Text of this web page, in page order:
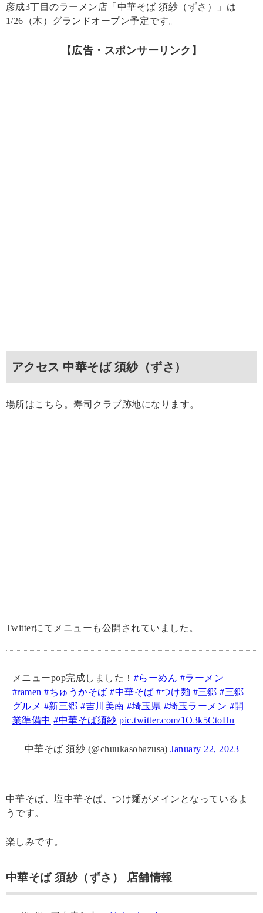
彦成3丁目のラーメン店「中華そば 須紗（ずさ）」は
1/26（木）グランドオープン予定です。
【広告・スポンサーリンク】
アクセス 中華そば 須紗（ずさ）
場所はこちら。寿司クラブ跡地になります。
Twitterにてメニューも公開されていました。
メニューpop完成しました！ #らーめん #ラーメン
#ramen #ちゅうかそば #中華そば #つけ麺 #三郷 #三郷
グルメ #新三郷 #吉川美南 #埼玉県 #埼玉ラーメン #開
業準備中 #中華そば須紗 pic.twitter.com/1O3k5CtoHu
— 中華そば 須紗 (@chuukasobazusa)January 22, 2023
中華そば、塩中華そば、つけ麺がメインとなっているよ
うです。
楽しみです。
中華そば 須紗（ずさ） 店舗情報